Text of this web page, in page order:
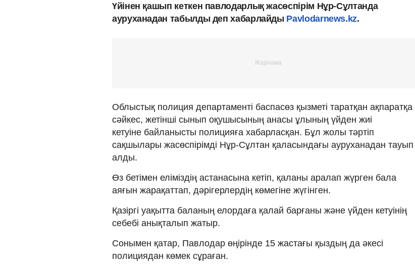
Үйінен қашып кеткен павлодарлық жасөспірім Нұр-Сұлтанда
ауруханадан табылды деп хабарлайды Pavlodarnews.kz.
Облыстық полиция департаменті баспасөз қызметі таратқан ақпаратқа
сәйкес, жетінші сынып оқушысының анасы ұлының үйден жиі
кетуіне байланысты полицияға хабарласқан. Бұл жолы тәртіп
сақшылары жасөспірімді Нұр-Сұлтан қаласындағы ауруханадан тауып
алды.
Өз бетімен еліміздің астанасына кетіп, қаланы аралап жүрген бала
аяғын жарақаттап, дәрігерлердің көмегіне жүгінген.
Қазіргі уақытта баланың елордаға қалай барғаны және үйден кетуінің
себебі анықталып жатыр.
Сонымен қатар, Павлодар өңірінде 15 жастағы қыздың да әкесі
полициядан көмек сұраған.